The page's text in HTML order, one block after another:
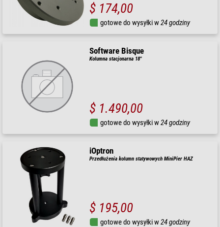
$ 174,00
gotowe do wysyłki w24 godziny
Software Bisque
Kolumna stacjonarna 18"
$ 1.490,00
gotowe do wysyłki w24 godziny
iOptron
Przedłużenia kolumn statywowych MiniPier HAZ
$ 195,00
gotowe do wysyłki w24 godziny